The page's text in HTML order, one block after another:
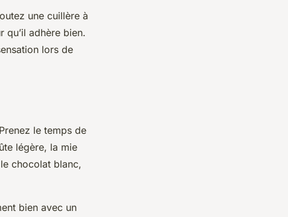
une cuillère à
adhère bien.
lors de
le temps de
légère, la mie
chocolat blanc,
bien avec un